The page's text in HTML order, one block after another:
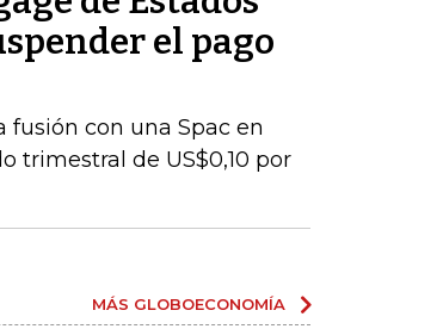
el pago
fusión con una Spac en
trimestral de US$0,10 por
MÁS GLOBOECONOMÍA